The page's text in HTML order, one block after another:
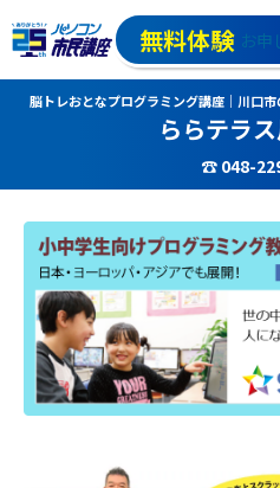
無料体験 お申
脳トレおとなプログラミング講座｜川口
ららテラ
☎ 048-